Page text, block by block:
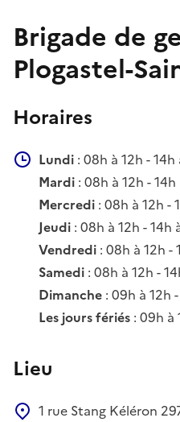
Brigade de
Plogastel-
Horaires
Lundi : 08h à 12h - 14h
Mardi : 08h à 12h - 14h
Mercredi : 08h à 12h -
Jeudi : 08h à 12h - 14h
Vendredi : 08h à 12h -
Samedi : 08h à 12h -
Dimanche : 09h à 12h
Les jours fériés : 09h à
Lieu
1 rue Stang Kéléron